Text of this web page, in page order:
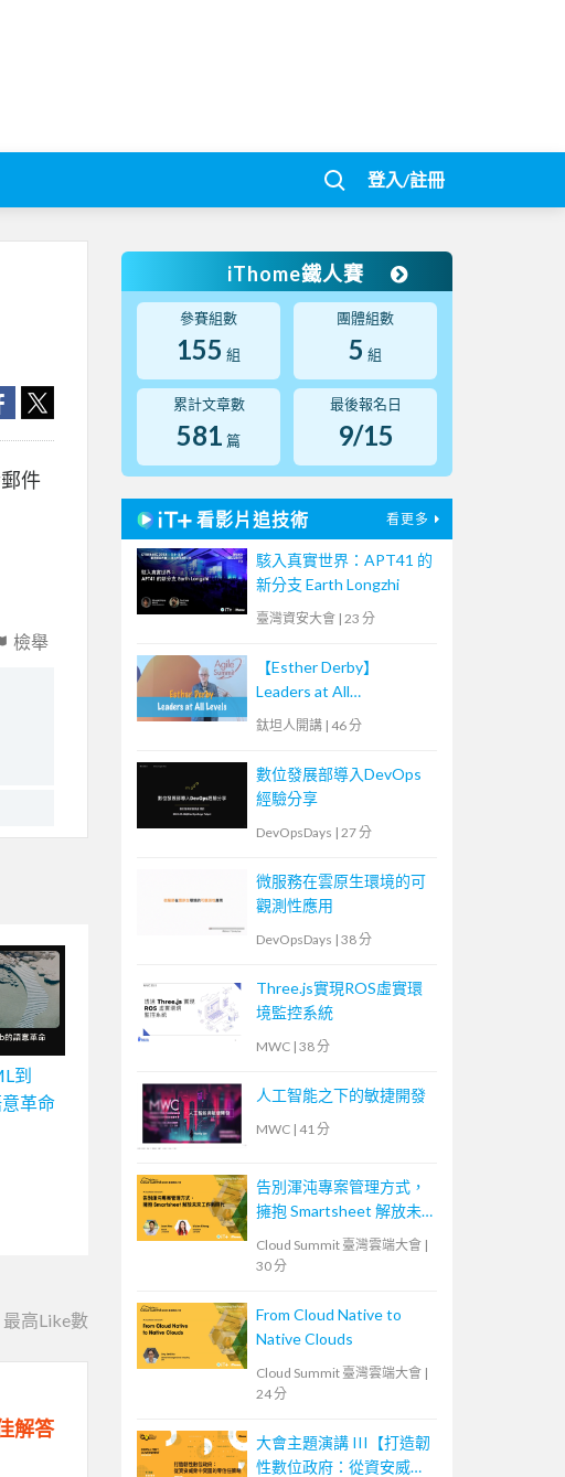
登入/註冊
件
檢舉
到
革命
最高Like數
解答
iThome鐵人賽
參賽組數
155 組
團體組數
5 組
累計文章數
581 篇
最後報名日
9/15
看影片追技術 看更多
駭入真實世界：APT41 的
新分支 Earth Longzhi
臺灣資安大會 | 23 分
【Esther Derby】
Leaders at All
Levels（Agile summit
科技
鈦坦人開講 | 46 分
數位發展部導入DevOps
經驗分享
DevOpsDays | 27 分
微服務在雲原生環境的可
觀測性應用
DevOpsDays | 38 分
Three.js實現ROS虛實環
境監控系統
MWC | 38 分
人工智能之下的敏捷開發
MWC | 41 分
告別渾沌專案管理方式，
擁抱 Smartsheet 解放未
來工作新時代
Cloud Summit 臺灣雲端大會 |
30 分
From Cloud Native to
Native Clouds
Cloud Summit 臺灣雲端大會 |
24 分
大會主題演講 III【打造韌
性數位政府：從資安威脅